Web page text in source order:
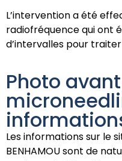
L’intervention a été
radiofréquence qui ont
d’intervalles pour
Photo
Les informations sur le
BENHAMOU sont de